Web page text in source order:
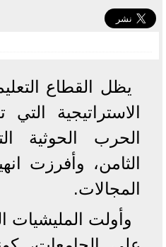
يظل القطاع
الاستراتيجية
الحرب الحوثية
الثامن، وأفرزت
المجالات.
وأولت المليشيات